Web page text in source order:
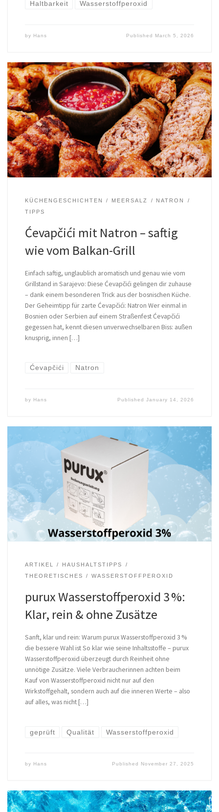
Haltbarkeit Wasserstoffperoxid
by Hans Published March 5, 2026
KÜCHENGESCHICHTEN MEERSALZ
NATRON
TIPPS
Ćevapčići mit Natron – saftig
wie vom Balkan-Grill
Einfach saftig, unglaublich aromatisch und genau wie vom
Grillstand in Sarajevo: Diese Ćevapčići gelingen dir zuhause
– dank einem besonderen Trick aus der bosnischen Küche.
Der Geheimtipp für zarte Ćevapčići: Natron Wer einmal in
Bosnien oder Serbien auf einem Straßenfest Ćevapčići
gegessen hat, kennt diesen unverwechselbaren Biss: außen
knusprig, innen […]
Ćevapčići Natron
by Hans PublishedJanuary 14, 2026
ARTIKEL
HAUSHALTSTIPPS
THEORETISCHES
WASSERSTOFFPEROXID
purux Wasserstoffperoxid 3 %:
Klar, rein & ohne Zusätze
Sanft, klar und rein: Warum purux Wasserstoffperoxid 3 %
die bessere Wahl ist So klar wie seine Inhaltsstoffe – purux
Wasserstoffperoxid überzeugt durch Reinheit ohne
unnötige Zusätze. Viele Verbraucherinnen achten beim
Kauf von Wasserstoffperoxid nicht nur auf den
Wirkstoffgehalt, sondern auch auf die inneren Werte – also
auf alles, was nicht […]
geprüft Qualität Wasserstoffperoxid
by Hans Published November 27, 2025